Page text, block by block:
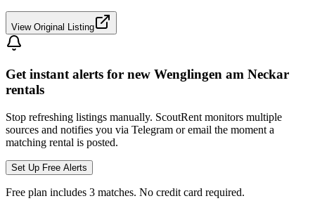
View Original Listing
Get instant alerts for new Wenglingen am Neckar
rentals
Stop refreshing listings manually. ScoutRent monitors multiple
sources and notifies you via Telegram or email the moment a
matching rental is posted.
Set Up Free Alerts
Free plan includes 3 matches. No credit card required.